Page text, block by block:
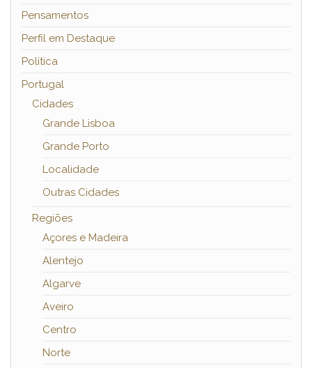
Pensamentos
Perfil em Destaque
Política
Portugal
Cidades
Grande Lisboa
Grande Porto
Localidade
Outras Cidades
Regiões
Açores e Madeira
Alentejo
Algarve
Aveiro
Centro
Norte